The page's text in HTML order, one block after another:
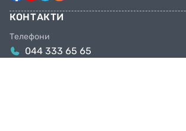
КОНТАКТИ
Телефони
044 333 65 65